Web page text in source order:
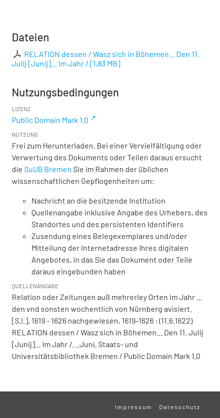
Dateien
RELATION dessen / Wasz sich in Böhemen... Den 11.
Julij [Junij]... Im Jahr / [1,83 MB]
Nutzungsbedingungen
LIZENZ
Public Domain Mark 1.0
NUTZUNG
Frei zum Herunterladen. Bei einer Vervielfältigung oder
Verwertung des Dokuments oder Teilen daraus ersucht
die SuUB Bremen Sie im Rahmen der üblichen
wissenschaftlichen Gepflogenheiten um:
Nachricht an die besitzende Institution
Quellenangabe inklusive Angabe des Urhebers, des
Standortes und des persistenten Identifiers
Zusendung eines Belegexemplares und/oder
Mitteilung der Internetadresse Ihres digitalen
Angebotes, in das Sie das Dokument oder Teile
daraus eingebunden haben
QUELLENANGABE
Relation oder Zeitungen auß mehrerley Orten im Jahr ...
den vnd sonsten wochentlich von Nürnberg avisiert.
[S.l.], 1619 - 1626 nachgewiesen, 1619-1626 : (11.6.1622)
RELATION dessen / Wasz sich in Böhemen... Den 11. Julij
[Junij]... Im Jahr /. ..Juni. Staats- und
Universitätsbibliothek Bremen / Public Domain Mark 1.0
Impressum Datenschutz